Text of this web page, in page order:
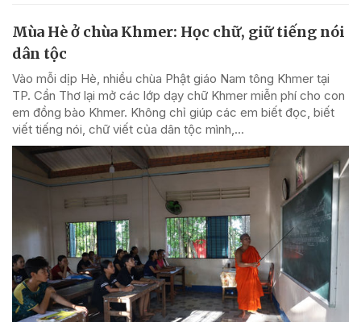
Mùa Hè ở chùa Khmer: Học chữ, giữ tiếng nói
dân tộc
Vào mỗi dịp Hè, nhiều chùa Phật giáo Nam tông Khmer tại
TP. Cần Thơ lại mở các lớp dạy chữ Khmer miễn phí cho con
em đồng bào Khmer. Không chỉ giúp các em biết đọc, biết
viết tiếng nói, chữ viết của dân tộc mình,...